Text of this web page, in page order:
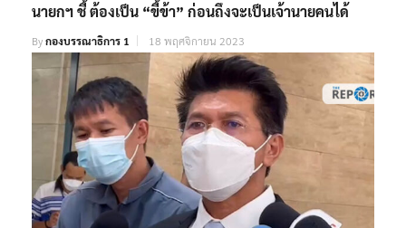
นายกฯ ชี้ ต้องเป็น “ขี้ข้า” ก่อนถึงจะเป็นเจ้านายคนได้
Byกองบรรณาธิการ 1 18 พฤศจิกายน 2023